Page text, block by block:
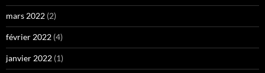
mars 2022 (2)
février 2022 (4)
janvier 2022 (1)